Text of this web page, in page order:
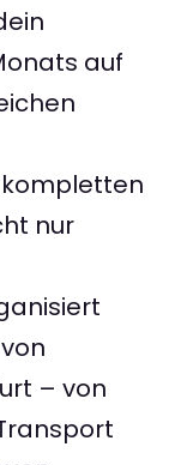
auf
nur
– von